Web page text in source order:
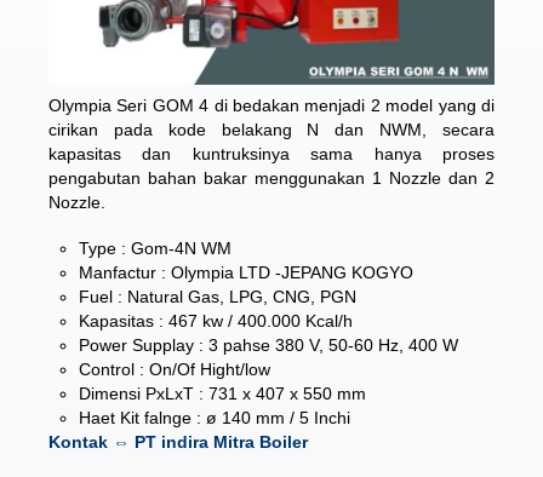
Olympia Seri GOM 4 di bedakan menjadi 2 model yang di
cirikan pada kode belakang N dan NWM, secara
kapasitas dan kuntruksinya sama hanya proses
pengabutan bahan bakar menggunakan 1 Nozzle dan 2
Nozzle.
Type : Gom-4N WM
Manfactur : Olympia LTD -JEPANG KOGYO
Fuel : Natural Gas, LPG, CNG, PGN
Kapasitas : 467 kw / 400.000 Kcal/h
Power Supplay : 3 pahse 380 V, 50-60 Hz, 400 W
Control : On/Of Hight/low
Dimensi PxLxT : 731 x 407 x 550 mm
Haet Kit falnge : ø 140 mm / 5 Inchi
Kontak ⇔ PT indira Mitra Boiler